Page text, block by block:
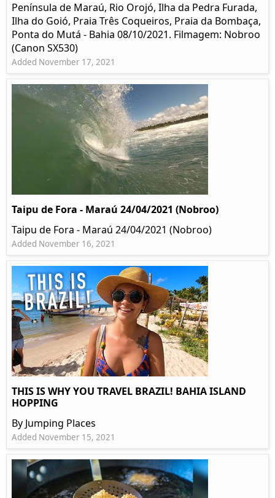
Península de Maraú, Rio Orojó, Ilha da Pedra Furada,
Ilha do Goió, Praia Três Coqueiros, Praia da Bombaça,
Ponta do Mutá - Bahia 08/10/2021. Filmagem: Nobroo
(Canon SX530)
Added November 17, 2021
Taipu de Fora - Maraú 24/04/2021 (Nobroo)
Taipu de Fora - Maraú 24/04/2021 (Nobroo)
Added November 16, 2021
THIS IS WHY YOU TRAVEL BRAZIL! BAHIA ISLAND
HOPPING
By Jumping Places
Added November 15, 2021